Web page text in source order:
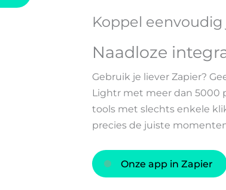
Koppel
Naadloze
Gebruik je liever Zapier?
Lightr met meer dan 5000
tools met slechts enkele
precies de juiste
Onze app in Zapier